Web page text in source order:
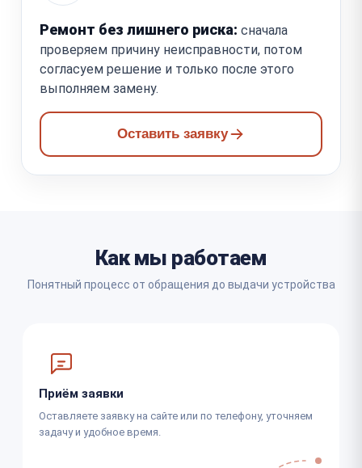
Ремонт без лишнего риска: сначала
проверяем причину неисправности, потом
согласуем решение и только после этого
выполняем замену.
Оставить заявку
Как мы работаем
Понятный процесс от обращения до выдачи устройства
Приём заявки
Оставляете заявку на сайте или по телефону, уточняем
задачу и удобное время.